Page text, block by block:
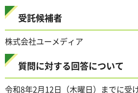
受託候補者
株式会社ユーメディア
質問に対する回答について
令和8年2月12日（木曜日）までに受